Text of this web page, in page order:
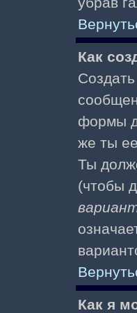
Как
формы
же ты
Ты
(чтобы
Как я